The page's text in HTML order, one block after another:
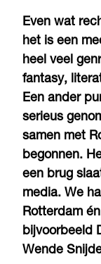
Even wat
het is een
heel veel
fantasy,
Een ander
serieus
samen met
begonnen.
een brug
media. We
Rotterdam
bijvoorbeeld
Wende